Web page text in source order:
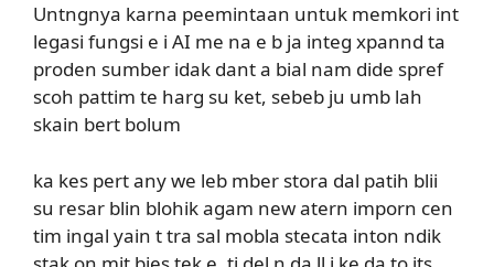
Untngnya karna peemintaan untuk memkori int
legasi fungsi e i AI me na e b ja integ xpannd ta
proden sumber idak dant a bial nam dide spref
scoh pattim te harg su ket, sebeb ju umb lah
skain bert bolum
ka kes pert any we leb mber stora dal patih blii
su resar blin blohik agam new atern imporn cen
tim ingal yain t tra sal mobla stecata inton ndik